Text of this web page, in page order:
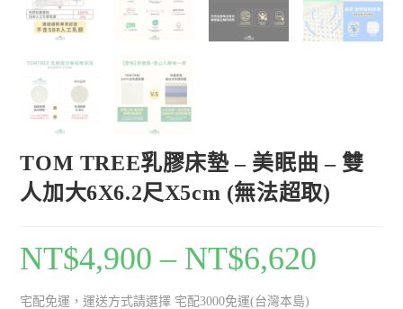
TOM TREE乳膠床墊 – 美眠曲 – 雙
人加大6X6.2尺X5cm (無法超取)
NT$4,900 – NT$6,620
宅配免運，運送方式請選擇 宅配3000免運(台灣本島)